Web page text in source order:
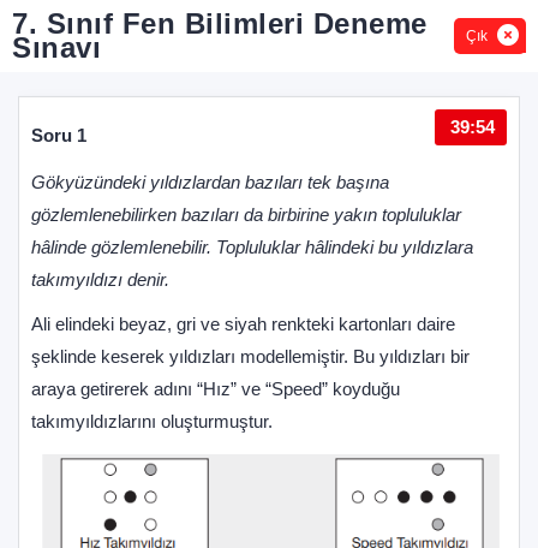
7. Sınıf Fen Bilimleri Deneme
Sınavı Çık
39:54
Soru 1
Gökyüzündeki yıldızlardan bazıları tek başına
gözlemlenebilirken bazıları da birbirine yakın topluluklar
hâlinde gözlemlenebilir. Topluluklar hâlindeki bu yıldızlara
takımyıldızı denir.
Ali elindeki beyaz, gri ve siyah renkteki kartonları daire
şeklinde keserek yıldızları modellemiştir. Bu yıldızları bir
araya getirerek adını “Hız” ve “Speed” koyduğu
takımyıldızlarını oluşturmuştur.